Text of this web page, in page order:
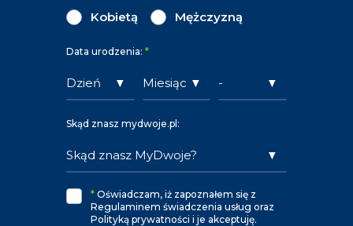
Kobietą Mężczyzną
Data urodzenia: *
Skąd znasz mydwoje.pl:
* Oświadczam, iż zapoznałem się z
Regulaminem świadczenia usług oraz
Polityką prywatności i je akceptuję.